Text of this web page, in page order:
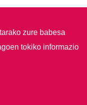
zure babesa
tokiko informazio